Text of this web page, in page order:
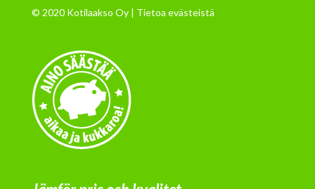
© 2020 Kotilaakso Oy | Tietoa evästeistä